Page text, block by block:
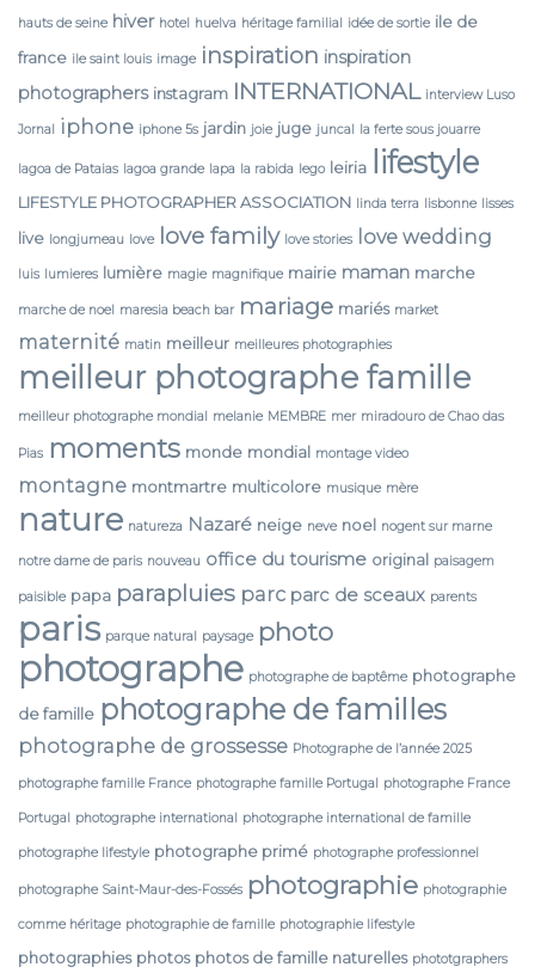
hauts de seine hiver hotel huelva héritage familial idée de sortie ile de
france ile saint louis image inspiration inspiration
photographers instagram INTERNATIONAL interview Luso
Jornal iphone iphone 5s jardin joie juge juncal la ferte sous jouarre
lagoa de Pataias lagoa grande lapa la rabida lego leiria lifestyle
LIFESTYLE PHOTOGRAPHER ASSOCIATION linda terra lisbonne lisses
live longjumeau love love family love stories love wedding
luis lumieres lumière magie magnifique mairie maman marche
marche de noel maresia beach bar mariage mariés market
maternité matin meilleur meilleures photographies
meilleur photographe famille
meilleur photographe mondial melanie MEMBRE mer miradouro de Chao das
Pias moments monde mondial montage video
montagne montmartre multicolore musique mère
nature natureza Nazaré neige neve noel nogent sur marne
notre dame de paris nouveau office du tourisme original paisagem
paisible papa parapluies parc parc de sceaux parents
paris parque natural paysage photo
photographe photographe de baptême photographe
de famille photographe de familles
photographe de grossesse Photographe de l’année 2025
photographe famille France photographe famille Portugal photographe France
Portugal photographe international photographe international de famille
photographe lifestyle photographe primé photographe professionnel
photographe Saint-Maur-des-Fossés photographie photographie
comme héritage photographie de famille photographie lifestyle
photographies photos photos de famille naturelles phototgraphers